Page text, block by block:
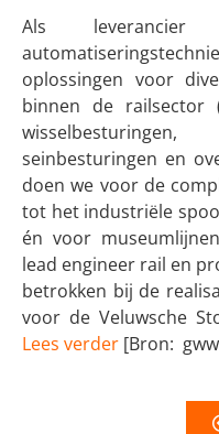
Als
oplossingen voor
binnen de railsector
seinbesturingen en
doen we voor de
tot het industriële
én voor
lead engineer rail en
betrokken bij de
voor de Veluwsche
Lees verder [Bron: